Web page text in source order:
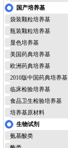
国产培养基
袋装颗粒培养基
瓶装颗粒培养基
显色培养基
美国药典培养基
欧洲药典培养基
2010版中国药典培养基
临床检验培养基
食品卫生检验培养基
培养基原材料
生物试剂
氨基酸类